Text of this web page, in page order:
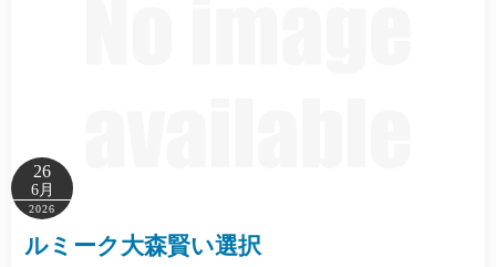
26
6月
2026
ルミーク大森賢い選択